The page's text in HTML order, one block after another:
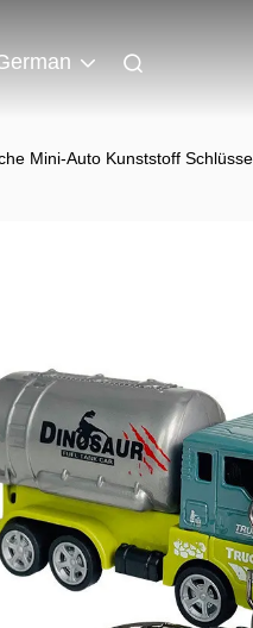
Mini-Auto Kunststoff